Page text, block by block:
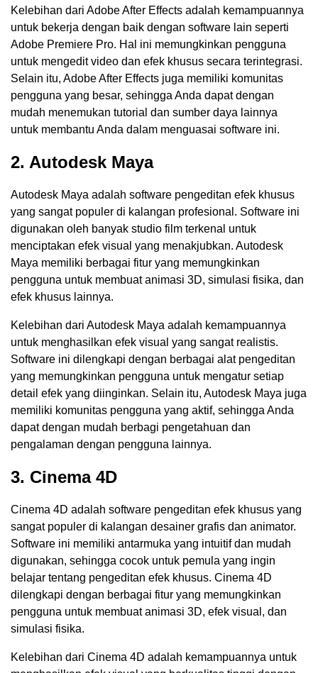
Kelebihan dari Adobe After Effects adalah kemampuannya
untuk bekerja dengan baik dengan software lain seperti
Adobe Premiere Pro. Hal ini memungkinkan pengguna
untuk mengedit video dan efek khusus secara terintegrasi.
Selain itu, Adobe After Effects juga memiliki komunitas
pengguna yang besar, sehingga Anda dapat dengan
mudah menemukan tutorial dan sumber daya lainnya
untuk membantu Anda dalam menguasai software ini.
2. Autodesk Maya
Autodesk Maya adalah software pengeditan efek khusus
yang sangat populer di kalangan profesional. Software ini
digunakan oleh banyak studio film terkenal untuk
menciptakan efek visual yang menakjubkan. Autodesk
Maya memiliki berbagai fitur yang memungkinkan
pengguna untuk membuat animasi 3D, simulasi fisika, dan
efek khusus lainnya.
Kelebihan dari Autodesk Maya adalah kemampuannya
untuk menghasilkan efek visual yang sangat realistis.
Software ini dilengkapi dengan berbagai alat pengeditan
yang memungkinkan pengguna untuk mengatur setiap
detail efek yang diinginkan. Selain itu, Autodesk Maya juga
memiliki komunitas pengguna yang aktif, sehingga Anda
dapat dengan mudah berbagi pengetahuan dan
pengalaman dengan pengguna lainnya.
3. Cinema 4D
Cinema 4D adalah software pengeditan efek khusus yang
sangat populer di kalangan desainer grafis dan animator.
Software ini memiliki antarmuka yang intuitif dan mudah
digunakan, sehingga cocok untuk pemula yang ingin
belajar tentang pengeditan efek khusus. Cinema 4D
dilengkapi dengan berbagai fitur yang memungkinkan
pengguna untuk membuat animasi 3D, efek visual, dan
simulasi fisika.
Kelebihan dari Cinema 4D adalah kemampuannya untuk